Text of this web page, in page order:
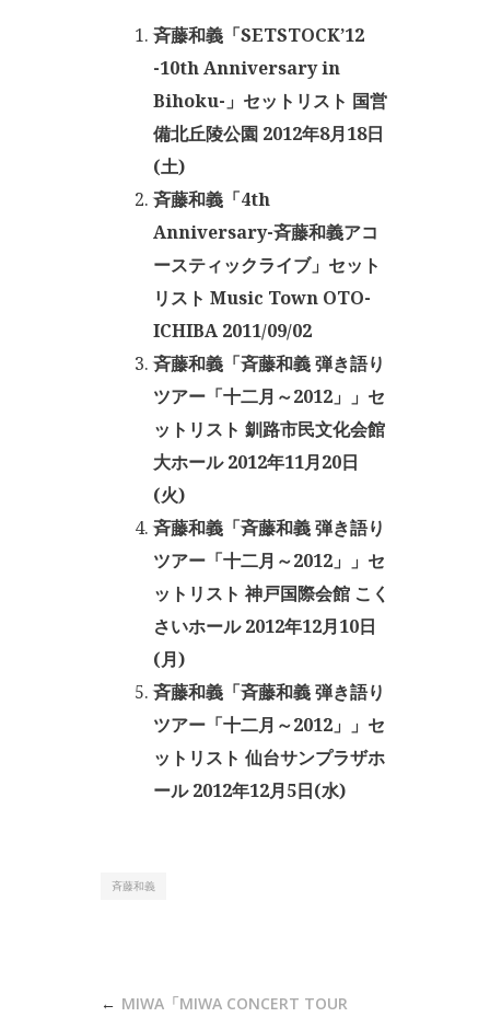
斉藤和義「SETSTOCK’12
-10th Anniversary in
Bihoku-」セットリスト 国営
備北丘陵公園 2012年8月18日
(土)
斉藤和義「4th
Anniversary-斉藤和義アコ
ースティックライブ」セット
リスト Music Town OTO-
ICHIBA 2011/09/02
斉藤和義「斉藤和義 弾き語り
ツアー「十二月～2012」」セ
ットリスト 釧路市民文化会館
大ホール 2012年11月20日
(火)
斉藤和義「斉藤和義 弾き語り
ツアー「十二月～2012」」セ
ットリスト 神戸国際会館 こく
さいホール 2012年12月10日
(月)
斉藤和義「斉藤和義 弾き語り
ツアー「十二月～2012」」セ
ットリスト 仙台サンプラザホ
ール 2012年12月5日(水)
斉藤和義
MIWA「MIWA CONCERT TOUR